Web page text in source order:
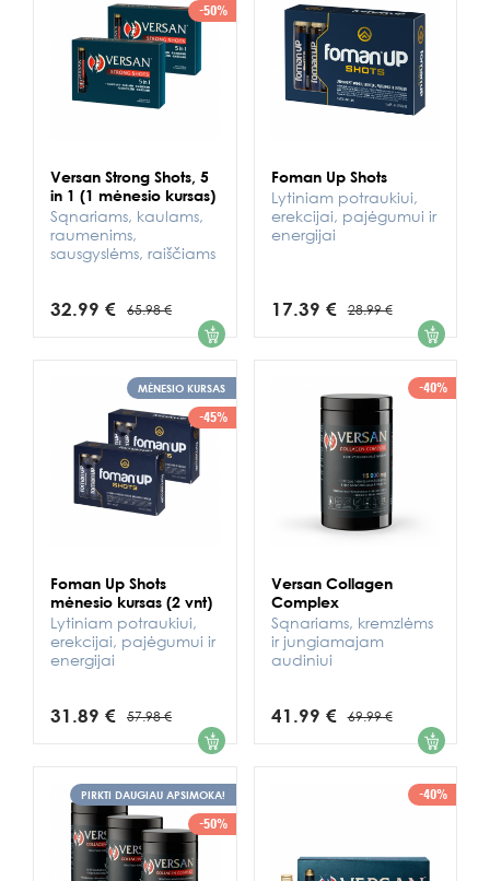
-50%
Versan Strong Shots, 5
in 1 (1 mėnesio kursas)
Sąnariams, kaulams,
raumenims,
sausgyslėms, raiščiams
32.99 € 65.98 € 1
Foman Up Shots
Lytiniam potraukiui,
erekcijai, pajėgumui ir
energijai
17.39 € 28.99 € 1
MĖNESIO KURSAS
-45%
Foman Up Shots
mėnesio kursas (2 vnt)
Lytiniam potraukiui,
erekcijai, pajėgumui ir
energijai
31.89 € 57.98 € 1
-40%
Versan Collagen
Complex
Sąnariams, kremzlėms
ir jungiamajam
audiniui
41.99 € 69.99 € 1
PIRKTI DAUGIAU APSIMOKA!
-50%
-40%